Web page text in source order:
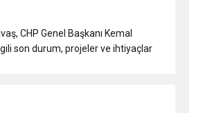
CHP Genel Başkanı Kemal
son durum, projeler ve ihtiyaçlar